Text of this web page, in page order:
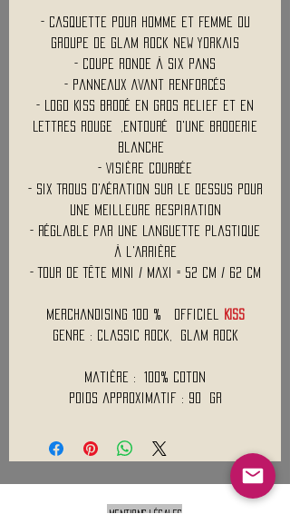
- Casquette Pour Homme et Femme du
Groupe de Glam Rock New Yorkais
- Coupe Ronde à Six Pans
- Panneaux Avant Renforcés
- Logo Kiss Brodé en Gros Relief et en
Lettres Rouge ,Entouré d'une broderie
blanche
- Visière Courbée
- Six Trous d'Aération sur le Dessus Pour
une Meilleure Respiration
- Réglable par une Languette Plastique
à l'Arrière
- Tour de Tête Mini / Maxi = 52 cm / 62 cm
Merchandising 100 % Officiel
KISS
Genre : Classic Rock, Glam Rock
Matière : 100% Coton
Poids approximatif : 90 Gr
Mentions légales